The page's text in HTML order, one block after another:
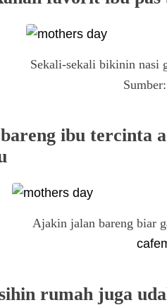
Sekali-sekali bikinin nasi
Sumber:
ibu tercinta
Ajakin jalan bareng biar
rumah juga